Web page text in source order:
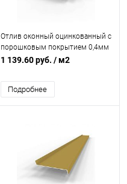
Отлив оконный оцинкованный c
порошковым покрытием 0,4мм
RAL 1037
1 139.60 руб. / м2
Подробнее